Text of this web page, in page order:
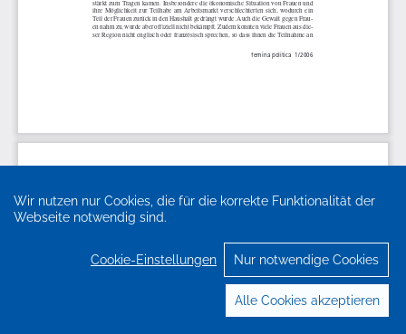
Wir nutzen nur Cookies, die für die korrekte Funktionalität der
Webseite notwendig sind.
Cookie-Einstellungen Nur notwendige Cookies
Alle Cookies akzeptieren